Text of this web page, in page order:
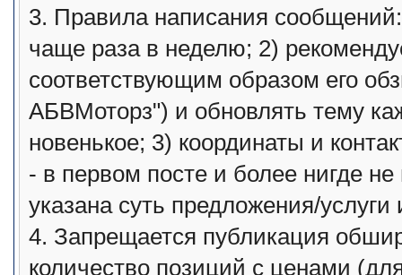
3. Правила написания
чаще раза в неделю; 2)
соответствующим образом его
АБВМоторз") и обновлять тему
новенькое; 3) координаты и
- в первом посте и более нигде
указана суть предложения/
4. Запрещается публикация
количество позиций с ценами